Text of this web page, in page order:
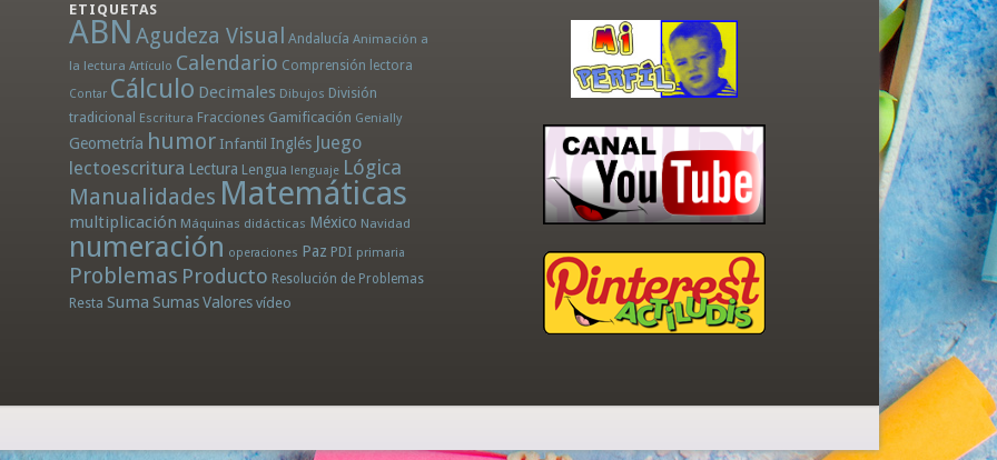
ETIQUETAS
ABN Agudeza Visual Andalucía Animación a
la lectura Artículo Calendario Comprensión lectora
Contar Cálculo Decimales Dibujos División
tradicional Escritura Fracciones Gamificación Genially
Geometría humor Infantil Inglés Juego
lectoescritura Lectura Lengua lenguaje Lógica
Manualidades Matemáticas
multiplicación Máquinas didácticas México Navidad
numeración operaciones Paz PDI primaria
Problemas Producto Resolución de Problemas
Resta Suma SumasValores vídeo